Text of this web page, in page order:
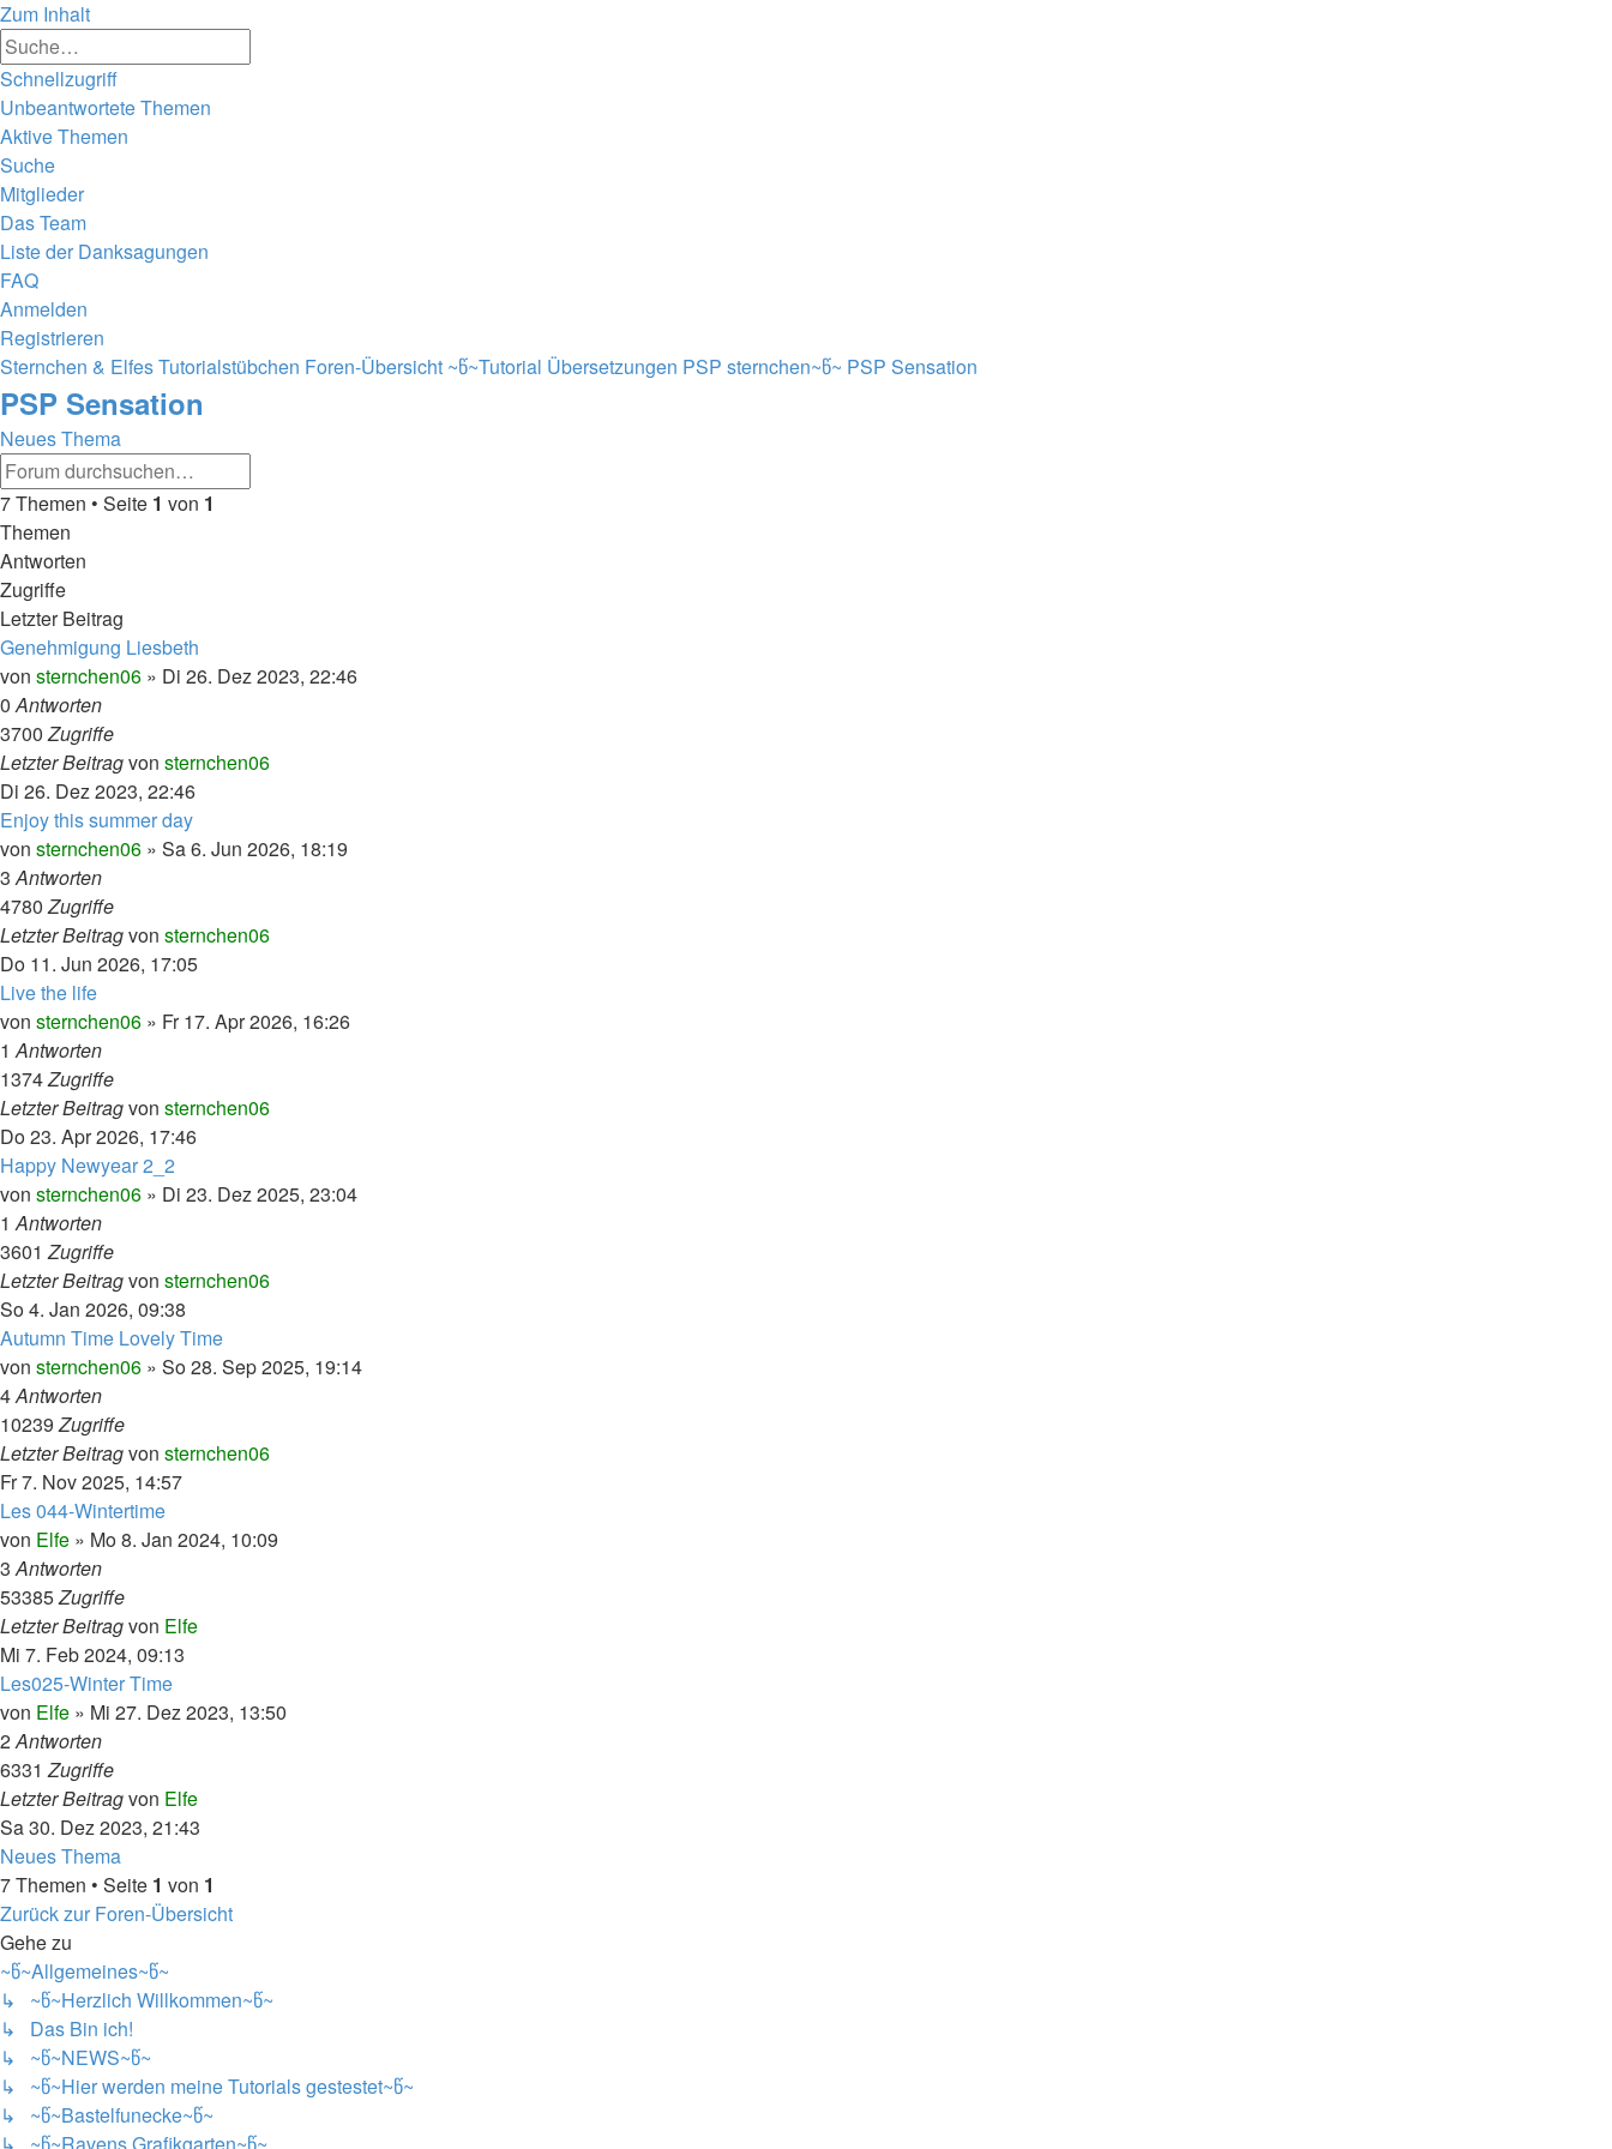
Zum Inhalt
Schnellzugriff
Unbeantwortete Themen
Aktive Themen
Suche
Mitglieder
Das Team
Liste der Danksagungen
FAQ
Anmelden
Registrieren
Sternchen & Elfes Tutorialstübchen Foren-Übersicht ~წ~Tutorial Übersetzungen PSP sternchen~წ~ PSP Sensation
PSP Sensation
Neues Thema
7 Themen • Seite 1 von 1
Themen
Antworten
Zugriffe
Letzter Beitrag
Genehmigung Liesbeth
von sternchen06 » Di 26. Dez 2023, 22:46
0Antworten
3700Zugriffe
Letzter Beitragvon sternchen06
Di 26. Dez 2023, 22:46
Enjoy this summer day
von sternchen06 » Sa 6. Jun 2026, 18:19
3Antworten
4780Zugriffe
Letzter Beitragvon sternchen06
Do 11. Jun 2026, 17:05
Live the life
von sternchen06 » Fr 17. Apr 2026, 16:26
1Antworten
1374Zugriffe
Letzter Beitragvon sternchen06
Do 23. Apr 2026, 17:46
Happy Newyear 2_2
von sternchen06 » Di 23. Dez 2025, 23:04
1Antworten
3601Zugriffe
Letzter Beitragvon sternchen06
So 4. Jan 2026, 09:38
Autumn Time Lovely Time
von sternchen06 » So 28. Sep 2025, 19:14
4Antworten
10239Zugriffe
Letzter Beitragvon sternchen06
Fr 7. Nov 2025, 14:57
Les 044-Wintertime
von Elfe » Mo 8. Jan 2024, 10:09
3Antworten
53385Zugriffe
Letzter Beitragvon Elfe
Mi 7. Feb 2024, 09:13
Les025-Winter Time
von Elfe » Mi 27. Dez 2023, 13:50
2Antworten
6331Zugriffe
Letzter Beitragvon Elfe
Sa 30. Dez 2023, 21:43
Neues Thema
7 Themen • Seite 1 von 1
Zurück zur Foren-Übersicht
Gehe zu
~წ~Allgemeines~წ~
↳ ~წ~Herzlich Willkommen~წ~
↳ Das Bin ich!
↳ ~წ~NEWS~წ~
↳ ~წ~Hier werden meine Tutorials gestestet~წ~
↳ ~წ~Bastelfunecke~წ~